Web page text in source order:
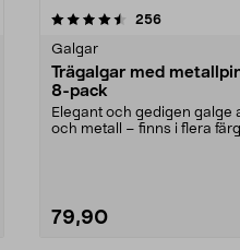
256recensioner
Galgar
Trägalgar med
8-pack
Elegant och gedigen galge
och metall – finns i flera
79,90
4.0av 5 stjärnor